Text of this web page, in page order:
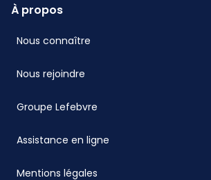
À propos
Nous connaître
Nous rejoindre
Groupe Lefebvre
Assistance en ligne
Mentions légales